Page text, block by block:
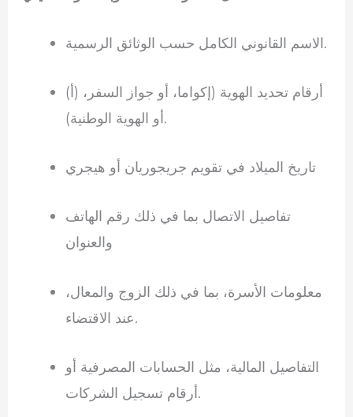
الاسم القانوني الكامل حسب الوثائق الرسمية.
(أ) أرقام تحديد الهوية (إكواما، أو جواز السفر،
أو الهوية الوطنية).
تاريخ الميلاد في تقويم جريجوريان أو هيجري
تفاصيل الاتصال بما في ذلك رقم الهاتف
والعنوان
معلومات الأسرة، بما في ذلك الزوج والمعال،
عند الاقتضاء.
التفاصيل المالية، مثل الحسابات المصرفية أو
أرقام تسجيل الشركات.